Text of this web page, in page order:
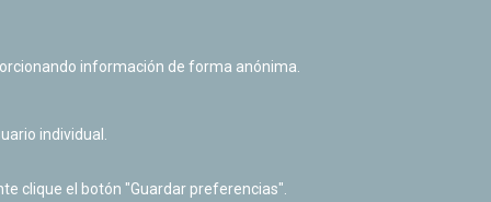
información de forma anónima.
individual.
clique el botón "Guardar preferencias".